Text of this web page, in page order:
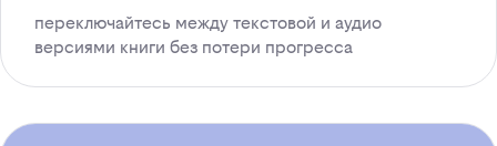
переключайтесь между текстовой и аудио
версиями книги без потери прогресса